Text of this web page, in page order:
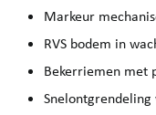
Markeur
RVS bodem in
Bekerriemen met